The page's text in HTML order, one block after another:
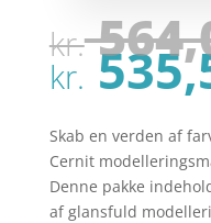
kr.
kr.
Skab en verden af
Cernit
Denne pakke
af glansfuld